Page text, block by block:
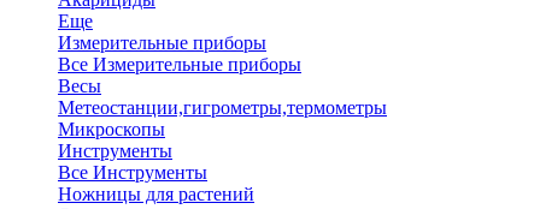
Еще
Измерительные приборы
Все Измерительные приборы
Весы
Метеостанции,гигрометры,термометры
Микроскопы
Инструменты
Все Инструменты
Ножницы для растений